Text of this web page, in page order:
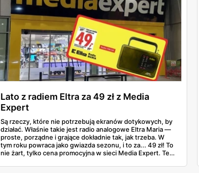
Lato z radiem Eltra za 49 zł z Media
Expert
Są rzeczy, które nie potrzebują ekranów dotykowych, by
działać. Właśnie takie jest radio analogowe Eltra Maria —
proste, porządne i grające dokładnie tak, jak trzeba. W
tym roku powraca jako gwiazda sezonu, i to za... 49 zł! To
nie żart, tylko cena promocyjna w sieci Media Expert. Ten
pokrętłem i już jesteś tam, gdzie lato z radiem, szelest liści